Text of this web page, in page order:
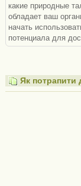
какие природные
обладает ваш
начать
потенциала для
Як потрапити